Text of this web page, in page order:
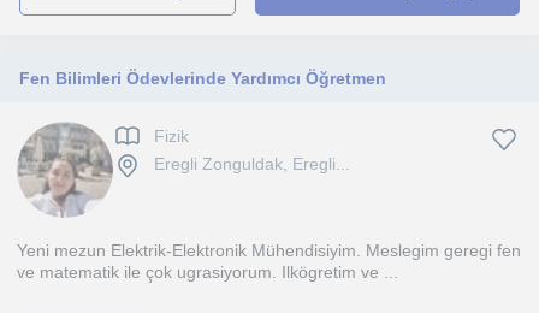
Fen Bilimleri Ödevlerinde Yardımcı Öğretmen
Fizik
Eregli Zonguldak, Eregli...
Yeni mezun Elektrik-Elektronik Mühendisiyim. Meslegim geregi fen
ve matematik ile çok ugrasiyorum. Ilkögretim ve ...